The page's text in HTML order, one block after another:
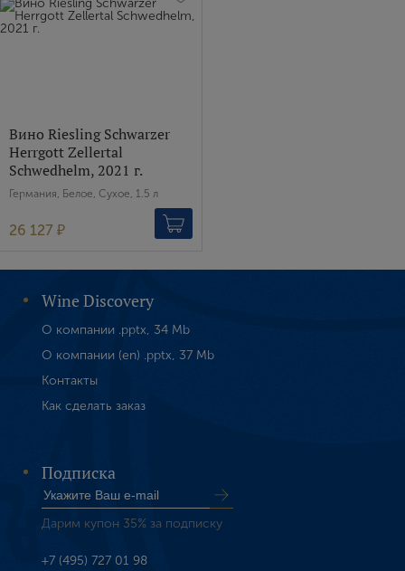
Вино Riesling Schwarzer
Herrgott Zellertal
Schwedhelm, 2021 г.
Германия, Белое, Сухое, 1.5 л
26 127 ₽
Wine Discovery
О компании .pptx, 34 Mb
О компании (en) .pptx, 37 Mb
Контакты
Как сделать заказ
Подписка
Дарим купон 35% за подписку
+7 (495) 727 01 98